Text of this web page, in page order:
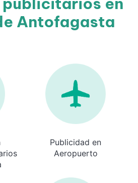
Antofagasta
Publicidad en
Aeropuerto